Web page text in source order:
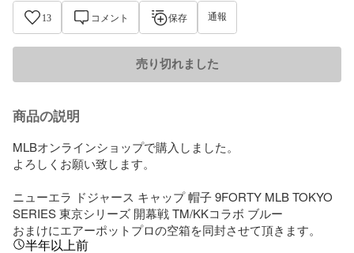
13 コメント 保存 通報
売り切れました
商品の説明
MLBオンラインショップで購入しました。
よろしくお願い致します。
ニューエラ ドジャース キャップ 帽子 9FORTY MLB TOKYO
SERIES 東京シリーズ 開幕戦 TM/KKコラボ ブルー
おまけにエアーポットプロの空箱を同封させて頂きます。
半年以上前